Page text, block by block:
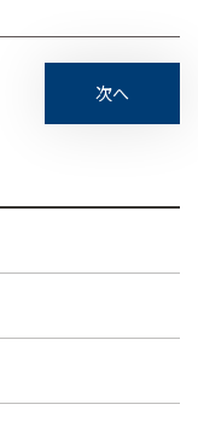
次へ